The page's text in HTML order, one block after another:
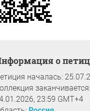
Информация о
началась:
заканчивается:
23:59 GMT+4